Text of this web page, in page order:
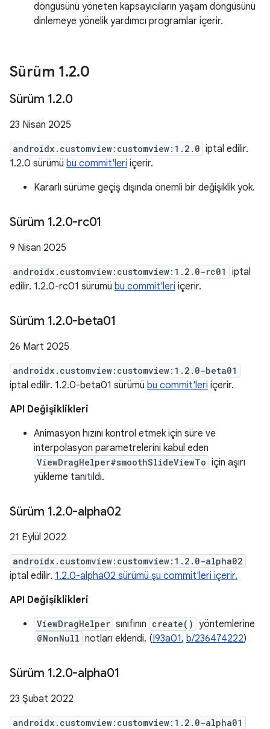
döngüsünü yöneten kapsayıcıların yaşam döngüsünü
dinlemeye yönelik yardımcı programlar içerir.
Sürüm 1.2.0
Sürüm 1.2.0
23 Nisan 2025
androidx.customview:customview:1.2.0 iptal edilir.
1.2.0 sürümü bu commit'leri içerir.
Kararlı sürüme geçiş dışında önemli bir değişiklik yok.
Sürüm 1.2.0-rc01
9 Nisan 2025
androidx.customview:customview:1.2.0-rc01
iptal
edilir. 1.2.0-rc01 sürümü bu commit'leri içerir.
Sürüm 1.2.0-beta01
26 Mart 2025
androidx.customview:customview:1.2.0-beta01
iptal edilir. 1.2.0-beta01 sürümü bu commit'leri içerir.
API Değişiklikleri
Animasyon hızını kontrol etmek için süre ve
interpolasyon parametrelerini kabul eden
ViewDragHelper#smoothSlideViewTo için aşırı
yükleme tanıtıldı.
Sürüm 1.2.0-alpha02
21 Eylül 2022
androidx.customview:customview:1.2.0-alpha02
iptal edilir. 1.2.0-alpha02 sürümü şu commit'leri içerir.
API Değişiklikleri
ViewDragHelper sınıfının create() yöntemlerine
@NonNull notları eklendi. (I93a01, b/236474222)
Sürüm 1.2.0-alpha01
23 Şubat 2022
androidx.customview:customview:1.2.0-alpha01